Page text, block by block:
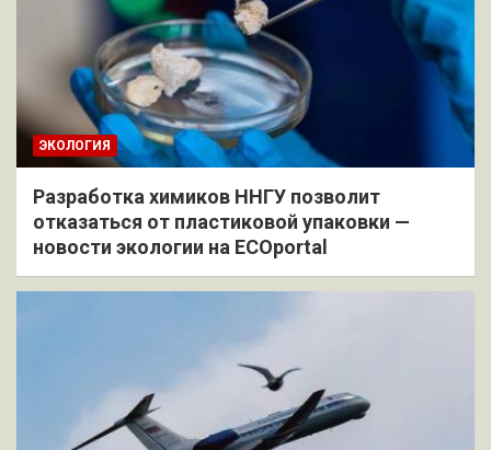
ЭКОЛОГИЯ
Разработка химиков ННГУ позволит
отказаться от пластиковой упаковки —
новости экологии на ECOportal